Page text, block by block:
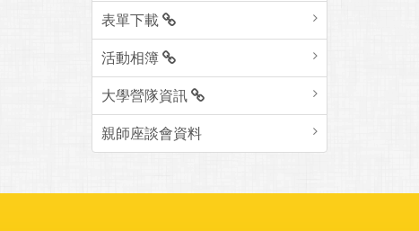
表單下載
活動相簿
大學營隊資訊
親師座談會資料